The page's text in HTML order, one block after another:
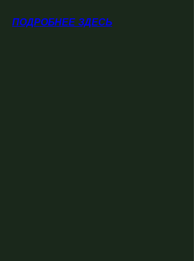
ПОДРОБНЕЕ ЗДЕСЬ